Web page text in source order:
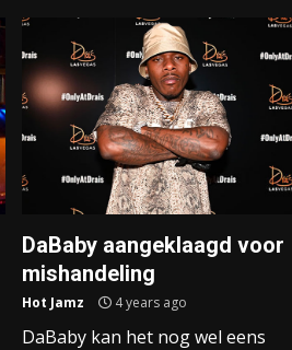
DaBaby aangeklaagd voor
mishandeling
Hot Jamz 4 years ago
DaBaby kan het nog wel eens